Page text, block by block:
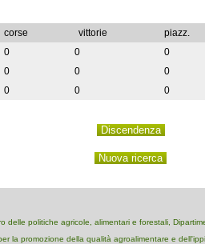
corse vittorie
piazz.
0 0
0
0 0
0
0 0 0
delle politiche agricole, alimentari e forestali,
la promozione della qualità agroalimentare e